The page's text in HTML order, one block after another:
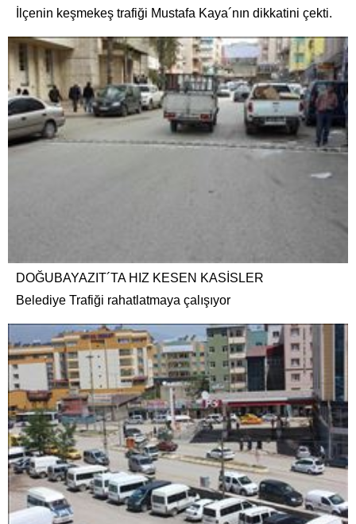
İlçenin keşmekeş trafiği Mustafa Kaya´nın dikkatini çekti.
DOĞUBAYAZIT´TA HIZ KESEN KASİSLER
Belediye Trafiği rahatlatmaya çalışıyor